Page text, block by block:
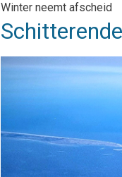
Winter neemt afscheid